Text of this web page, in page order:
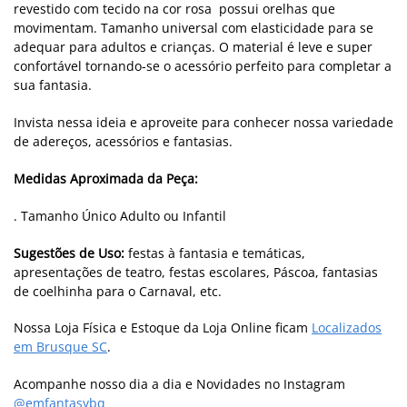
revestido com tecido na cor rosa possui orelhas que
movimentam. Tamanho universal com elasticidade para se
adequar para adultos e crianças. O material é leve e super
confortável tornando-se o acessório perfeito para completar a
sua fantasia.
Invista nessa ideia e aproveite para conhecer nossa variedade
de adereços, acessórios e fantasias.
Medidas Aproximada da Peça:
. Tamanho Único Adulto ou Infantil
Sugestões de Uso: festas à fantasia e temáticas,
apresentações de teatro, festas escolares, Páscoa, fantasias
de coelhinha para o Carnaval, etc.
Nossa Loja Física e Estoque da Loja Online ficam Localizados
em Brusque SC.
Acompanhe nosso dia a dia e Novidades no Instagram
@emfantasybq